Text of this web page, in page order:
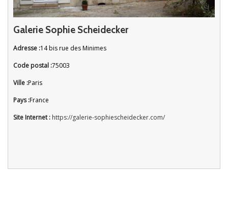
Galerie Sophie Scheidecker
Adresse :14 bis rue des Minimes
Code postal :75003
Ville :Paris
Pays :France
Site Internet : https://galerie-sophiescheidecker.com/